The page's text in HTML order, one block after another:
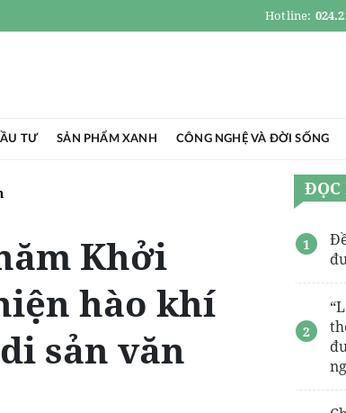
Hotline:
TƯ SẢN PHẨM XANH CÔNG NGHỆ VÀ ĐỜI SỐNG
Khởi
hào khí
sản văn
ĐỌC